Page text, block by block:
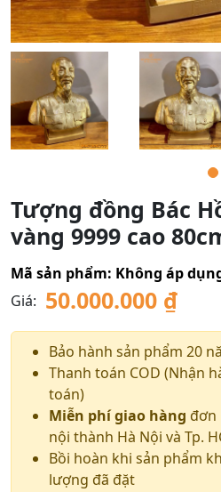
Tượng đồng Bác
vàng 9999 cao
Mã sản phẩm: Không áp
Giá: 50.000.000 ₫
Bảo hành sản phẩm 20
Thanh toán COD (Nhận
toán)
Miễn phí giao hàng đơn
nội thành Hà Nội và Tp.
Bồi hoàn khi sản phẩm
lượng đã đặt